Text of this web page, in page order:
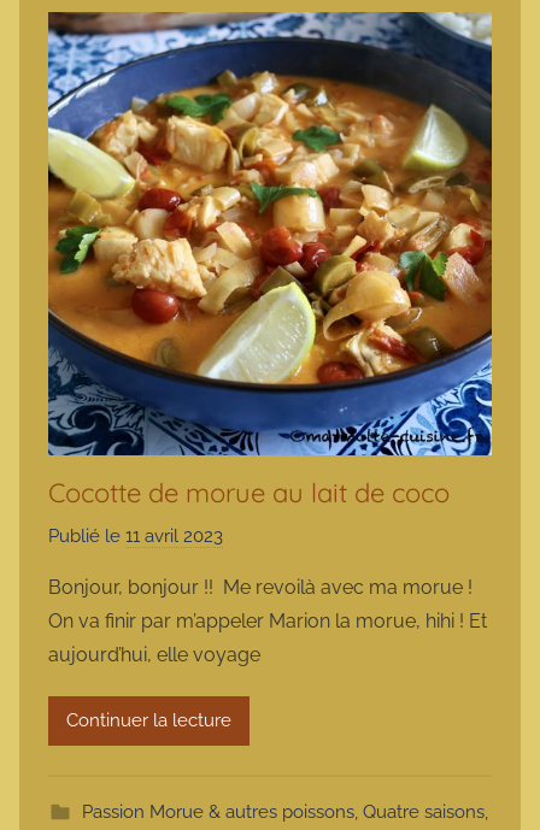
Cocotte de morue au lait de coco
Publié le 11 avril 2023
r
m
a
r
m
t
Bonjour, bonjour !! Me revoilà avec ma morue !
On va finir par m’appeler Marion la morue, hihi ! Et
aujourd’hui, elle voyage
Continuer la lecture
Passion Morue & autres poissons, Quatre saisons,